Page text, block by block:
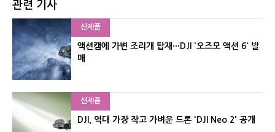
관련 기사
신제품
액션캠에 가변 조리개 탑재···DJI '오즈모 액션 6' 발
매
신제품
DJI, 역대 가장 작고 가벼운 드론 'DJI Neo 2' 공개